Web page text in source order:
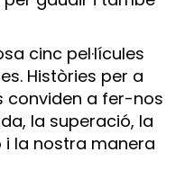
cinc pel·lícules
Històries per a
conviden a fer-nos
la superació, la
la nostra manera